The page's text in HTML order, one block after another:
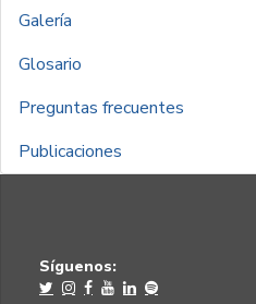
Galería
Glosario
Preguntas frecuentes
Publicaciones
Síguenos: